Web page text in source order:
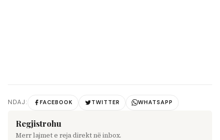
NDAJ: FACEBOOK TWITTER WHATSAPP
Regjistrohu
Merr lajmet e reja direkt në inbox.